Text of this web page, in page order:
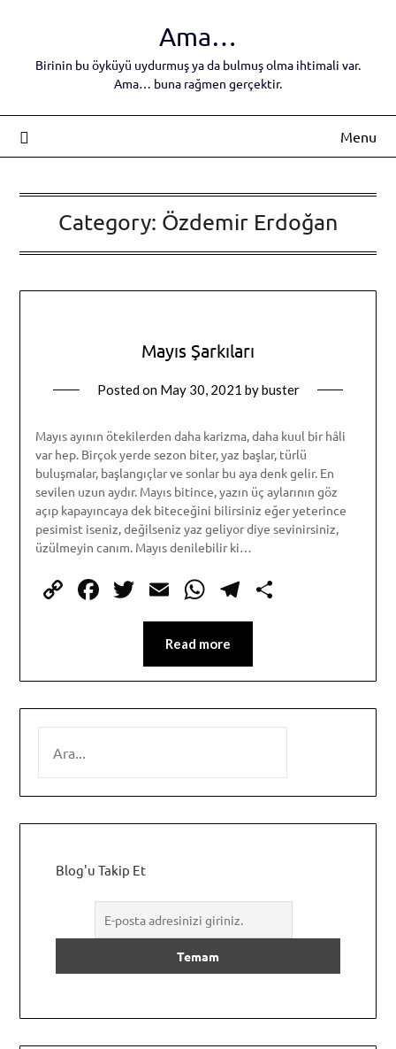
content
Ama…
Birinin bu öyküyü uydurmuş ya da bulmuş olma ihtimali var.
Ama… buna rağmen gerçektir.
Menu
Category: Özdemir Erdoğan
Mayıs Şarkıları
Posted on May 30, 2021 bybuster
Mayıs ayının ötekilerden daha karizma, daha kuul bir hâli
var hep. Birçok yerde sezon biter, yaz başlar, türlü
buluşmalar, başlangıçlar ve sonlar bu aya denk gelir. En
sevilen uzun aydır. Mayıs bitince, yazın üç aylarının göz
açıp kapayıncaya dek biteceğini bilirsiniz eğer yeterince
pesimist iseniz, değilseniz yaz geliyor diye sevinirsiniz,
üzülmeyin canım. Mayıs denilebilir ki…
CopyFacebook
Twitter
EmailWhatsApp
Telegram
Read more
Blog'u Takip Et